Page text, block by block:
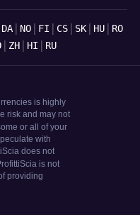
DA| NO| FI CS| SK| HU| RO
| ZH| HI RU